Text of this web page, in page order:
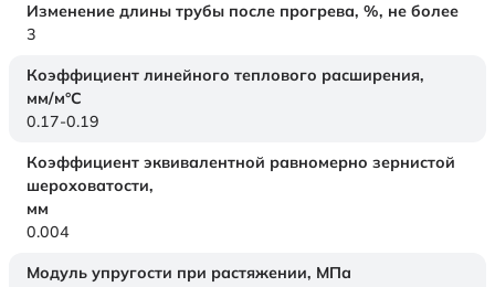
Изменение длины трубы после прогрева, %, не более
3
Коэффициент линейного теплового расширения,
мм/м°С
0.17-0.19
Коэффициент эквивалентной равномерно зернистой
шероховатости,
мм
0.004
Модуль упругости при растяжении, МПа